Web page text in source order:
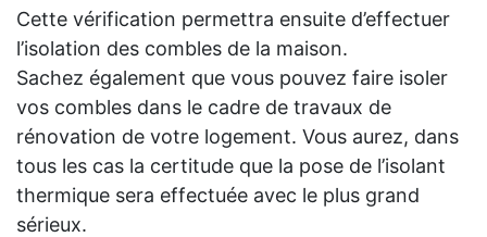
Cette vérification permettra ensuite d’effectuer
l’isolation des combles de la maison.
Sachez également que vous pouvez faire isoler
vos combles dans le cadre de travaux de
rénovation de votre logement. Vous aurez, dans
tous les cas la certitude que la pose de l’isolant
thermique sera effectuée avec le plus grand
sérieux.